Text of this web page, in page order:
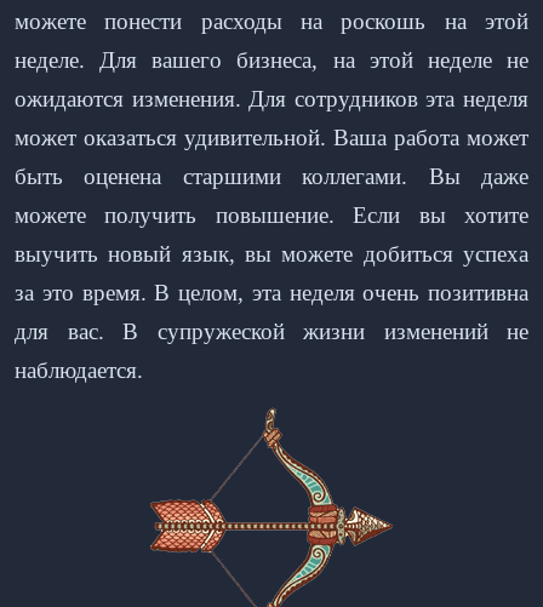
можете понести расходы на роскошь на этой
неделе. Для вашего бизнеса, на этой неделе не
ожидаются изменения. Для сотрудников эта неделя
может оказаться удивительной. Ваша работа может
быть оценена старшими коллегами. Вы даже
можете получить повышение. Если вы хотите
выучить новый язык, вы можете добиться успеха
за это время. В целом, эта неделя очень позитивна
для вас. В супружеской жизни изменений не
наблюдается.